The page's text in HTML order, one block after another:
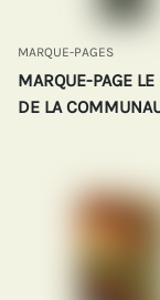
MARQUE-PAGES
MARQUE-PAGE LE
DE LA